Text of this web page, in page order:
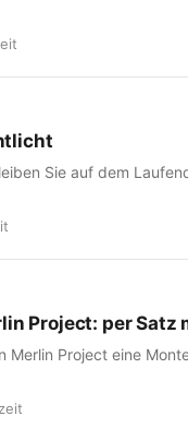
Sie auf dem
Project: per Satz
Merlin Project eine